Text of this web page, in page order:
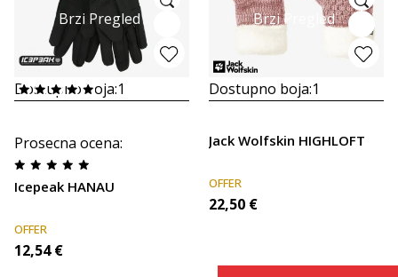
Brzi Pregled
Dostupno boja:1
Prosecna ocena:
Icepeak HANAU
OFFER
12,54 €
Brzi Pregled
Dostupno boja:1
Jack Wolfskin HIGHLOFT
OFFER
22,50 €